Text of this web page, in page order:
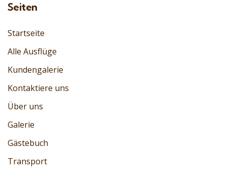
Seiten
Startseite
Alle Ausflüge
Kundengalerie
Kontaktiere uns
Über uns
Galerie
Gästebuch
Transport